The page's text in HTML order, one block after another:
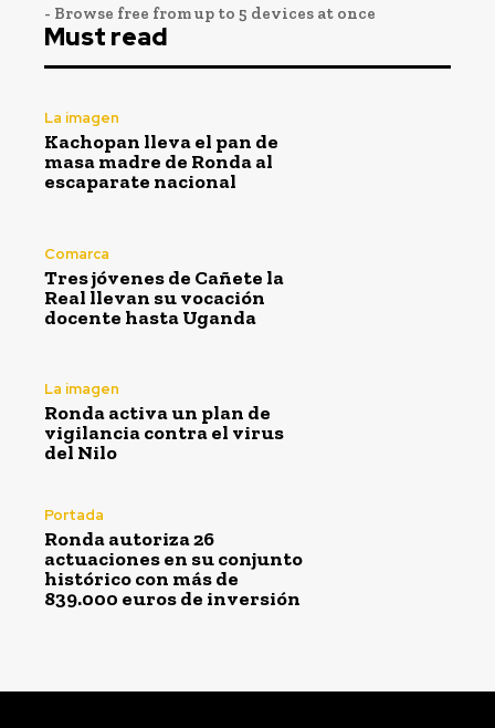
- Browse free from up to 5 devices at once
Must read
La imagen
Kachopan lleva el pan de
masa madre de Ronda al
escaparate nacional
Comarca
Tres jóvenes de Cañete la
Real llevan su vocación
docente hasta Uganda
La imagen
Ronda activa un plan de
vigilancia contra el virus
del Nilo
Portada
Ronda autoriza 26
actuaciones en su conjunto
histórico con más de
839.000 euros de inversión